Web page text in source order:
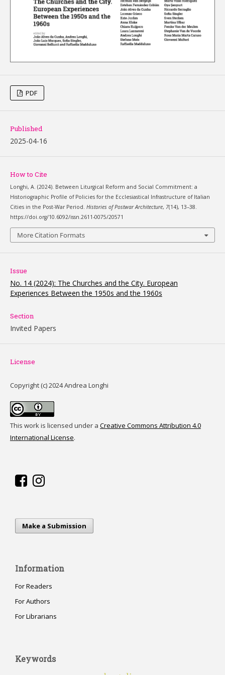
PDF
Published
2025-04-16
How to Cite
Longhi, A. (2024). Between Liturgical Reform and Social Commitment: a
Historiographic Profile of Policies for the Ecclesiastical Infrastructure of Italian
Cities in the Post-War Period. Histories of Postwar Architecture, 7(14), 13–38.
https://doi.org/10.6092/issn.2611-0075/20571
More Citation Formats
Issue
No. 14 (2024): The Churches and the City. European
Experiences Between the 1950s and the 1960s
Section
Invited Papers
License
Copyright (c) 2024 Andrea Longhi
This work is licensed under a Creative Commons Attribution 4.0
International License.
Make a Submission
Information
For Readers
For Authors
For Librarians
Keywords